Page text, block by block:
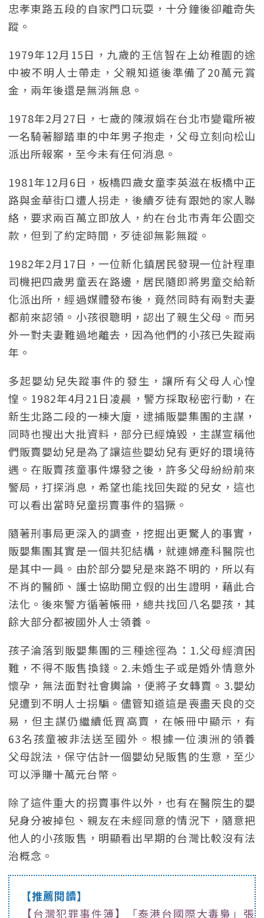
忠孝東路五段的自家門口玩耍，十分鐘後卻離奇失
蹤。
1979年12月15日，九歲的王信智在上幼稚園的途
中被不明人士帶走，父親知道後準備了20萬元賞
金，兩年後還是無消無息。
1978年2月27日，七歲的陳淑娟在台北市變電所被
一名騎著腳踏車的中年男子抱走，父母立刻向松山
派出所報案，至今未有任何消息。
1981年12月6日，板橋四歲女童李英滋在板橋中正
路與金華街口遭人拐走，後續歹徒有跟她的家人聯
絡，要求兩百萬立即放人，約在台北市青年公園交
款，但到了約定時間，歹徒卻無影無蹤。
1982年2月17日，一位新化鎮居民發現一位計程車
司機把四歲男童丟在路邊，居民隨即將男童交給新
化派出所，經過媒體發布後，竟然同時有兩對夫妻
都前來認領。小孩很聰明，認出了親生父母。而另
外一對夫妻難過地離去，因為他們的小孩已失蹤兩
年。
多起嬰幼兒失蹤事件的發生，讓所有父母人心惶
惶。1982年4月21日凌晨，警方採取秘密行動，在
新生北路二段的一棟大廈，逮捕販嬰集團的主謀，
同時也搜出大批資料，部分已經燒毀，主謀宣稱他
們販賣嬰幼兒是為了讓這些嬰幼兒有更好的環境待
遇。在販賣孩童事件爆發之後，許多父母紛紛前來
警局，打探消息，希望也能找回失蹤的兒女，這也
可以看出當時兒童拐賣事件的猖獗。
隨著刑事局更深入的調查，挖掘出更驚人的事實，
販嬰集團其實是一個共犯結構，就連婦產科醫院也
是其中一員。由於部分嬰兒是來路不明的，所以有
不肖的醫師、護士協助開立假的出生證明，藉此合
法化。後來警方循著帳冊，總共找回八名嬰孩，其
餘大部分都被國外人士領養。
孩子淪落到販嬰集團的三種途徑為：1.父母經濟困
難，不得不販售換錢。2.未婚生子或是婚外情意外
懷孕，無法面對社會輿論，便將子女轉賣。3.嬰幼
兒遭到不明人士拐騙。儘管知道這是喪盡天良的交
易，但主謀仍繼續低買高賣，在帳冊中顯示，有
63名孩童被非法送至國外。根據一位澳洲的領養
父母說法，保守估計一個嬰幼兒販售的生意，至少
可以淨賺十萬元台幣。
除了這件重大的拐賣事件以外，也有在醫院生的嬰
兒身分被掉包、親友在未經同意的情況下，隨意把
他人的小孩販售，明顯看出早期的台灣比較沒有法
治概念。
【推薦閱讀】
【台灣犯罪事件簿】「泰港台國際大毒梟」張